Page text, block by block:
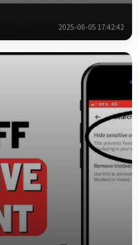
2025-06-05 17:42:42